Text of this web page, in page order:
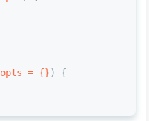
opts = {}) {